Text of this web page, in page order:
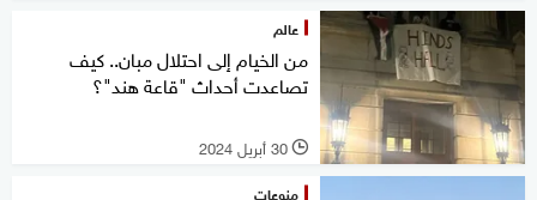
عالم
من الخيام إلى احتلال مبان.. كيف
تصاعدت أحداث "قاعة هند"؟
l 30 أبريل 2024
منوعات